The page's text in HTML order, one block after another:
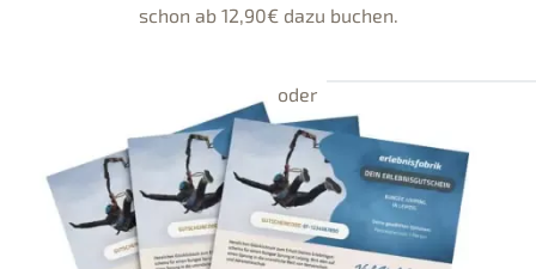
schon ab 12,90€ dazu buchen.